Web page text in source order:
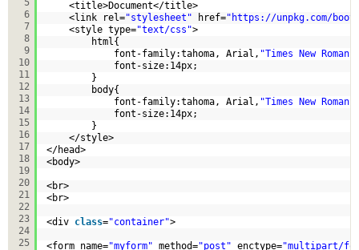
6
7
8
9
10
11
12
13
14
15
16
17
18
19
20
21
22
23
24
25
<title>Document</title>
<link rel="stylesheet" href=" https://unpkg.com/
<style type="text/css">
html{
font-family:tahoma, Arial, "Times New Roman"
font-size:14px;
}
body{
font-family:tahoma, Arial, "Times New Roman"
font-size:14px;
}
</style>
</head>
<body>
<br>
<br>
<div class="container">
<form name="myform" method="post" enctype="multipart/